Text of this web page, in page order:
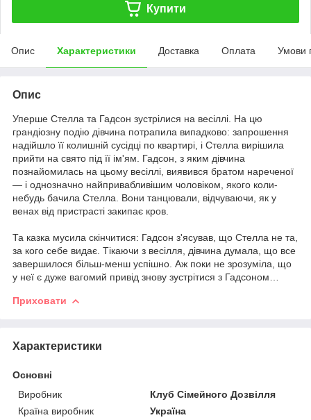
Купити
Опис Характеристики Доставка Оплата Умови
Опис
Уперше Стелла та Гадсон зустрілися на весіллі. На цю
грандіозну подію дівчина потрапила випадково: запрошення
надійшло її колишній сусідці по квартирі, і Стелла вирішила
прийти на свято під її ім'ям. Гадсон, з яким дівчина
познайомилась на цьому весіллі, виявився братом нареченої
— і однозначно найпривабливішим чоловіком, якого коли-
небудь бачила Стелла. Вони танцювали, відчуваючи, як у
венах від пристрасті закипає кров.
Та казка мусила скінчитися: Гадсон з'ясував, що Стелла не та,
за кого себе видає. Тікаючи з весілля, дівчина думала, що все
завершилося більш-менш успішно. Аж поки не зрозуміла, що
у неї є дуже вагомий привід знову зустрітися з Гадсоном…
Приховати
Характеристики
Основні
Виробник
Клуб Сімейного Дозвілля
Країна виробник
Україна